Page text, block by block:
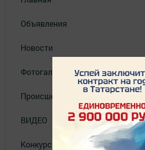
Объявления
Новости
Фотогалерея
Происшествия
ВИДЕО
Конкурсы